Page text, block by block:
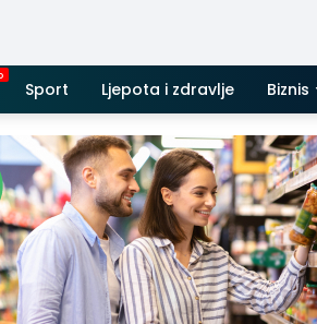
Sport Ljepota i zdravlje Biznis